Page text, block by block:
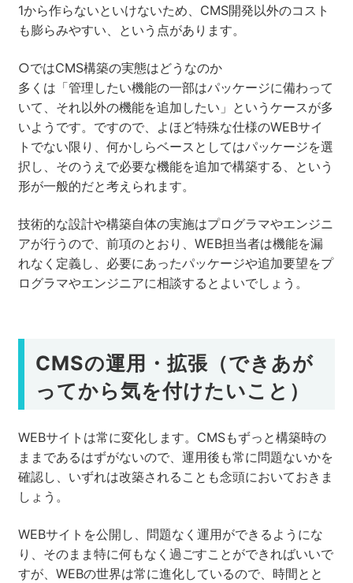
1から作らないといけないため、CMS開発以外のコスト
も膨らみやすい、という点があります。
○ではCMS構築の実態はどうなのか
多くは「管理したい機能の一部はパッケージに備わって
いて、それ以外の機能を追加したい」というケースが多
いようです。ですので、よほど特殊な仕様のWEBサイ
トでない限り、何かしらベースとしてはパッケージを選
択し、そのうえで必要な機能を追加で構築する、という
形が一般的だと考えられます。
技術的な設計や構築自体の実施はプログラマやエンジニ
アが行うので、前項のとおり、WEB担当者は機能を漏
れなく定義し、必要にあったパッケージや追加要望をプ
ログラマやエンジニアに相談するとよいでしょう。
CMSの運用・拡張（できあが
ってから気を付けたいこと）
WEBサイトは常に変化します。CMSもずっと構築時の
ままであるはずがないので、運用後も常に問題ないかを
確認し、いずれは改築されることも念頭においておきま
しょう。
WEBサイトを公開し、問題なく運用ができるようにな
り、そのまま特に何もなく過ごすことができればいいで
すが、WEBの世界は常に進化しているので、時間とと